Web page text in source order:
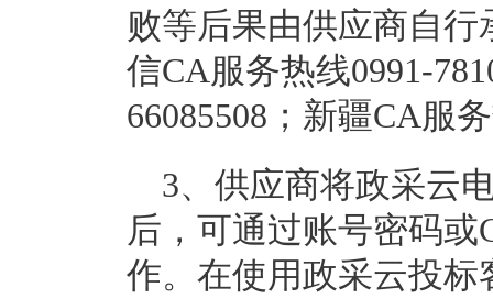
败等后果由供应商自
信CA服务热线0991-
66085508；新疆CA服
3、供应商将政采云
后，可通过账号密码
作。在使用政采云投